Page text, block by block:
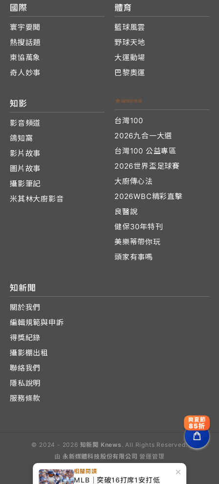
×
相關閱讀
MLB｜突破16打席1安打低
國際
寰宇要聞
熱搜話題
東協萬象
奇人妙事
體育
籃球風雲
野球天地
大運動場
巴黎奧運
知影
影音頻道
鴿知窩
影片故事
圖片故事
攝影筆記
米其林大廚影音
台灣100
2026九合一大選
台灣100 公益專區
2026世界盃足球賽
大廚傳心法
2026WBC精彩直擊
良醫說
健保30年特刊
美樂蒂帶你玩
頭家有事嗎
知新聞
關於我們
編輯規範與申訴
得獎紀錄
攝影棚出租
聯絡我們
隱私說明
服務條款
© 2024 - 2026 知新聞 Knews . All Rights Reserved.
由 永新媒體科技股份有限公司 營運管理
爽夏節
85折